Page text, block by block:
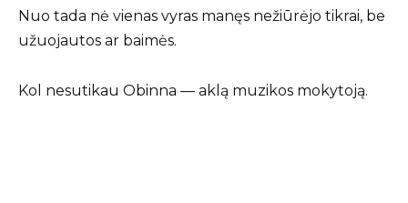
Nuo tada nė vienas vyras manęs nežiūrėjo tikrai, be
užuojautos ar baimės.
Kol nesutikau Obinna — aklą muzikos mokytoją.